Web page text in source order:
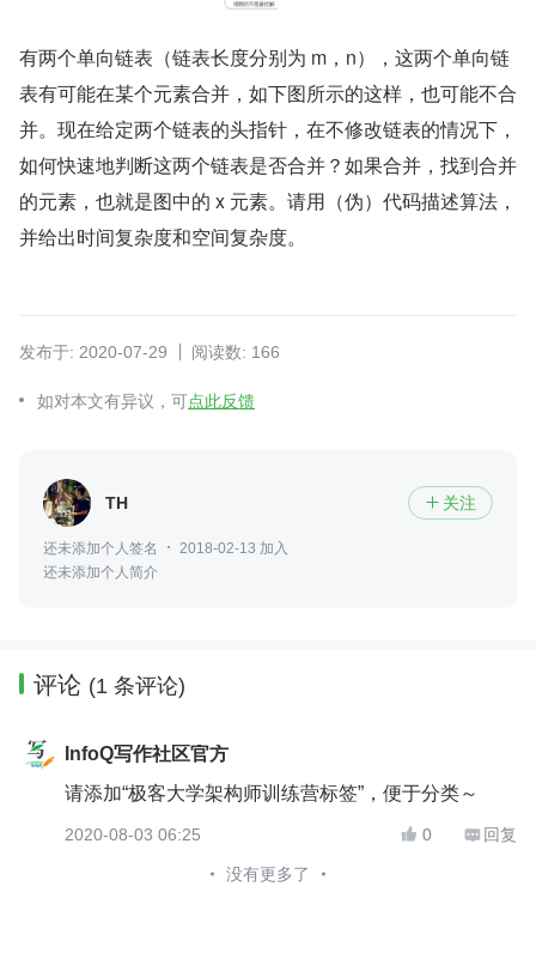
有两个单向链表（链表长度分别为 m，n），这两个单向链
表有可能在某个元素合并，如下图所示的这样，也可能不合
并。现在给定两个链表的头指针，在不修改链表的情况下，
如何快速地判断这两个链表是否合并？如果合并，找到合并
的元素，也就是图中的 x 元素。请用（伪）代码描述算法，
并给出时间复杂度和空间复杂度。
发布于: 2020-07-29 阅读数: 166
如对本文有异议，可点此反馈
TH  关注
还未添加个人签名
2018-02-13 加入
还未添加个人简介
评论 (1 条评论)
InfoQ写作社区官方
请添加“极客大学架构师训练营标签”，便于分类～
2020-08-03 06:25  0  回复
没有更多了